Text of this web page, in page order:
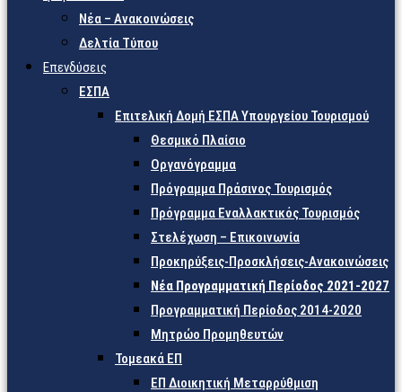
Νέα – Ανακοινώσεις
Δελτία Τύπου
Επενδύσεις
ΕΣΠΑ
Επιτελική Δομή ΕΣΠΑ Υπουργείου Τουρισμού
Θεσμικό Πλαίσιο
Οργανόγραμμα
Πρόγραμμα Πράσινος Τουρισμός
Πρόγραμμα Εναλλακτικός Τουρισμός
Στελέχωση – Επικοινωνία
Προκηρύξεις-Προσκλήσεις-Ανακοινώσεις
Νέα Προγραμματική Περίοδος 2021-2027
Προγραμματική Περίοδος 2014-2020
Μητρώο Προμηθευτών
Τομεακά ΕΠ
ΕΠ Διοικητική Μεταρρύθμιση